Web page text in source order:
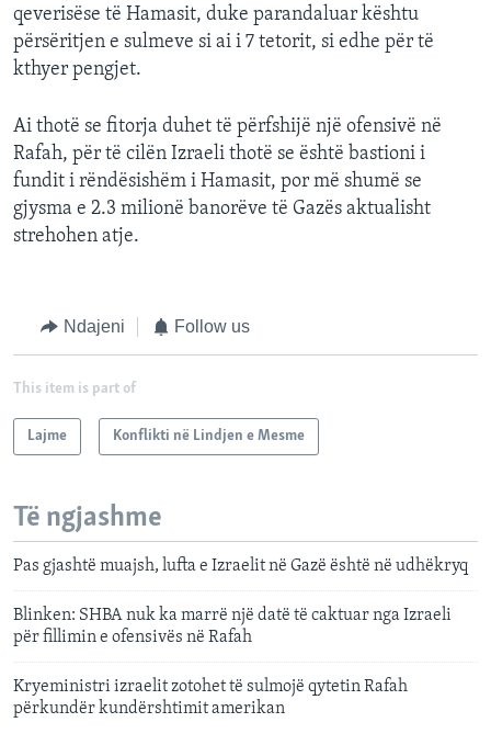
qeverisëse të Hamasit, duke parandaluar kështu
përsëritjen e sulmeve si ai i 7 tetorit, si edhe për të
kthyer pengjet.
Ai thotë se fitorja duhet të përfshijë një ofensivë në
Rafah, për të cilën Izraeli thotë se është bastioni i
fundit i rëndësishëm i Hamasit, por më shumë se
gjysma e 2.3 milionë banorëve të Gazës aktualisht
strehohen atje.
Ndajeni Follow us
This item is part of
Lajme Konflikti në Lindjen e Mesme
Të ngjashme
Pas gjashtë muajsh, lufta e Izraelit në Gazë është në udhëkryq
Blinken: SHBA nuk ka marrë një datë të caktuar nga Izraeli
për fillimin e ofensivës në Rafah
Kryeministri izraelit zotohet të sulmojë qytetin Rafah
përkundër kundërshtimit amerikan